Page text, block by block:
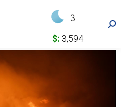
3
$: 3,594